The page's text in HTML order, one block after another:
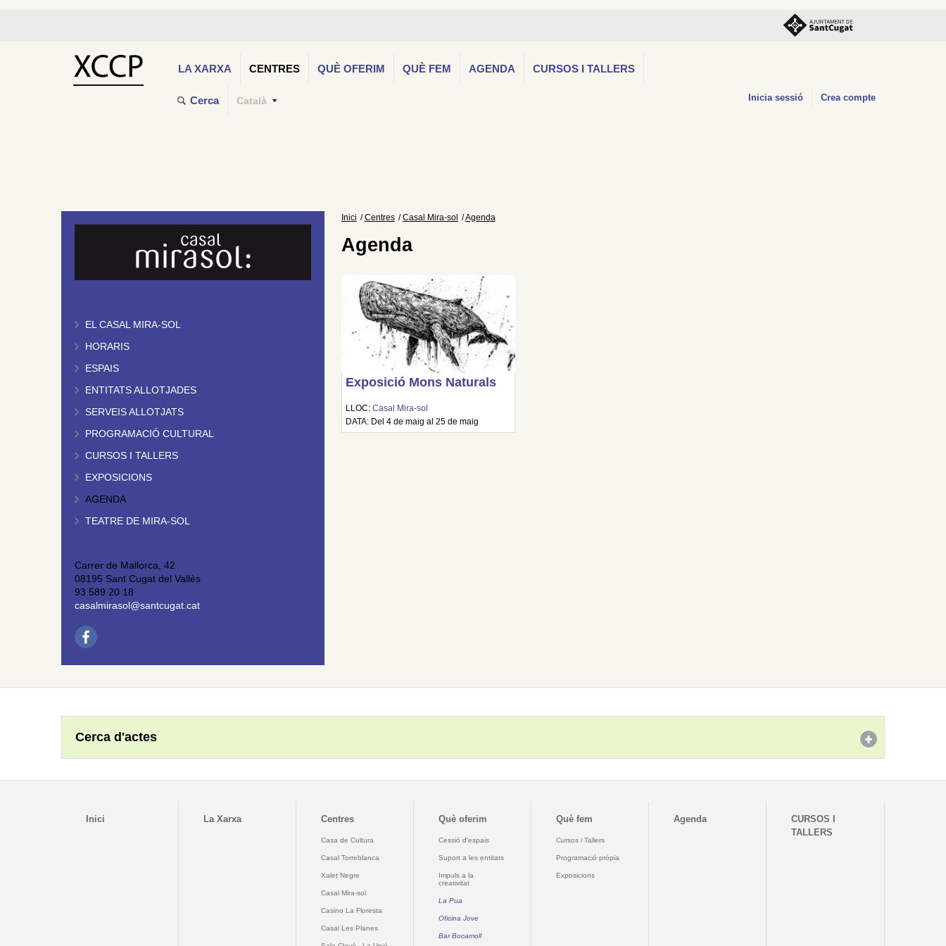
LA XARXA CENTRES QUÈ OFERIM QUÈ FEM AGENDA CURSOS I TALLERS
Cerca Català Inicia sessió Crea compte
EL CASAL MIRA-SOL
HORARIS
ESPAIS
ENTITATS ALLOTJADES
SERVEIS ALLOTJATS
PROGRAMACIÓ CULTURAL
CURSOS I TALLERS
EXPOSICIONS
AGENDA
TEATRE DE MIRA-SOL
Carrer de Mallorca, 42
08195 Sant Cugat del Vallès
93 589 20 18
casalmirasol@santcugat.cat
Inici Centres Casal Mira-sol Agenda
Agenda
Exposició Mons Naturals
LLOC: Casal Mira-sol
DATA: Del 4 de maig al 25 de maig
Cerca d'actes
Inici La Xarxa Centres
Casa de Cultura
Casal Torreblanca
Xalet Negre
Casal Mira-sol
Casino La Floresta
Casal Les Planes
Què oferim
Cessió d'espais
Suport a les entitats
Impuls a la
creativitat
La Pua
Oficina Jove
Bar Bocamoll
Què fem
Cursos i Tallers
Programació pròpia
Exposicions
Agenda
CURSOS I
TALLERS